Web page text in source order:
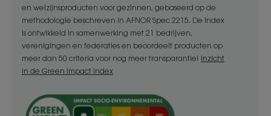
Breng onze conditioner aan op
de hoofdhuid en lengtes voor
een doeltreffendere werking
tegen haaruitval en voor
en welzijnsproducten voor gezinnen, gebaseerd op de
methodologie beschreven in AFNOR Spec 2215. De index
is ontwikkeld in samenwerking met 21 bedrijven,
verenigingen en federaties en beoordeelt producten op
meer dan 50 criteria voor nog meer transparantie! Inzicht
in de Green Impact Index